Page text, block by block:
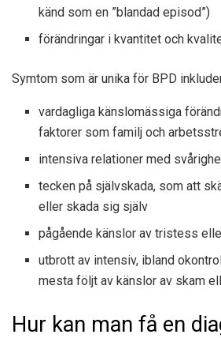
känd som en ”blandad episod”)
förändringar i kvantitet och
Symtom som är unika för BPD
vardagliga känslomässiga
faktorer som familj och
intensiva relationer med
tecken på självskada, som att
eller skada sig själv
pågående känslor av tristess
utbrott av intensiv, ibland
mesta följt av känslor av skam
Hur kan man få en